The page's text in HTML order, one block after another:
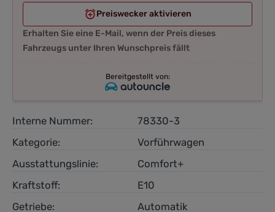
Preiswecker aktivieren
Erhalten Sie eine E-Mail, wenn der Preis dieses
Fahrzeugs unter Ihren Wunschpreis fällt
Bereitgestellt von:
Interne Nummer:
78330-3
Kategorie:
Vorführwagen
Ausstattungslinie:
Comfort+
Kraftstoff:
E10
Getriebe:
Automatik